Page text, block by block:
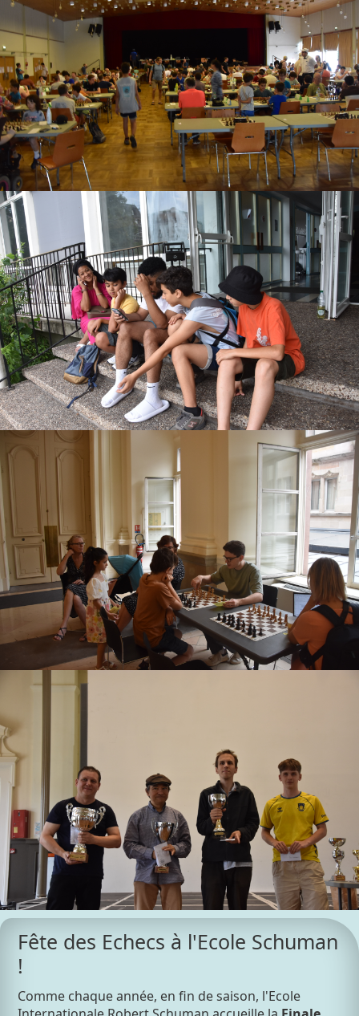
Fête des Echecs à l'Ecole Schuman
!
Comme chaque année, en fin de saison, l'Ecole